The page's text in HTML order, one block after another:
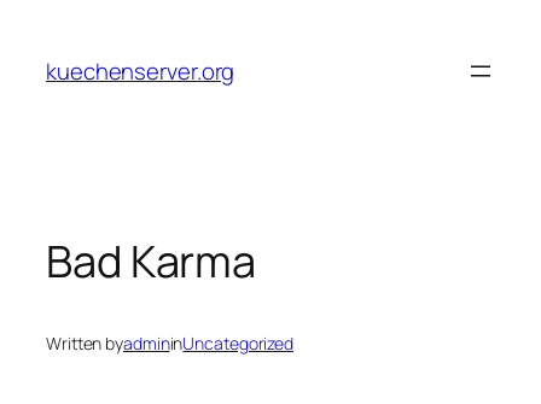
content
kuechenserver.org
Bad Karma
Written byadmininUncategorized